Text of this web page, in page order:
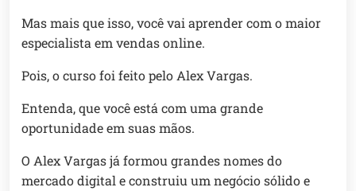
Mas mais que isso, você vai aprender com o maior
especialista em vendas online.
Pois, o curso foi feito pelo Alex Vargas.
Entenda, que você está com uma grande
oportunidade em suas mãos.
O Alex Vargas já formou grandes nomes do
mercado digital e construiu um negócio sólido e